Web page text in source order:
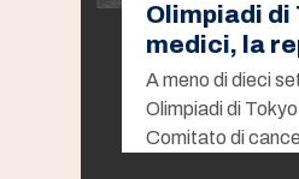
Olimpiadi di
medici, la
A meno di dieci
Olimpiadi di
Comitato di